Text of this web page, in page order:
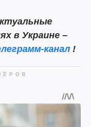
в Украине –
канал !